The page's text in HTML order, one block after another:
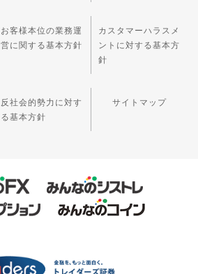
お客様本位の業務運
営に関する基本方針
カスタマーハラスメ
ントに対する基本方
針
反社会的勢力に対す
る基本方針
サイトマップ